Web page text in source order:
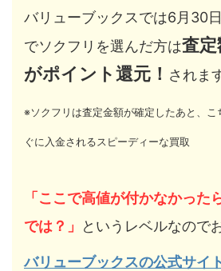
バリューブックスでは6月30
でソクフリを選んだ方は査定
がポイント還元！ されま
※ソクフリは査定金額が確定したあと、こ
ぐに入金されるスピーディーな買取
「ここで高値が付かなかった
では？」
というレベルなので
バリューブックスの公式サイ